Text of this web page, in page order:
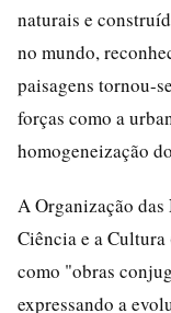
naturais e
no mundo,
paisagens tornou-
forças como a
homogeneização
A Organização das
Ciência e a
como "obras
expressando a